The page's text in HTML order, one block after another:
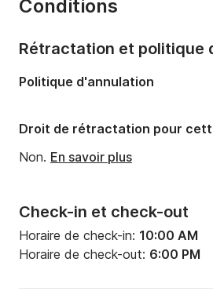
Capacité à bord:
Conditions
Check-in et check-out
Horaire de check-in: 10:00 AM
Horaire de check-out: 6:00 PM
Rétractation et politique
Politique d'annulation
Droit de rétractation pour
Non. En savoir plus